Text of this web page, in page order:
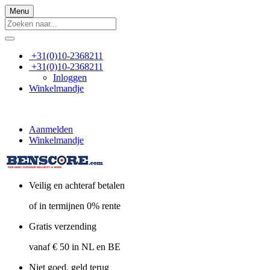
Menu
+31(0)10-2368211
+31(0)10-2368211
Inloggen
Winkelmandje
Aanmelden
Winkelmandje
Veilig en achteraf betalen
of in termijnen 0% rente
Gratis verzending
vanaf € 50 in NL en BE
Niet goed, geld terug